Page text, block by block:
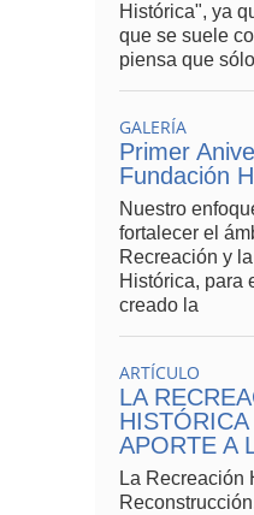
Histórica", ya
que se suele
piensa que
GALERÍA
Primer
Fundación
Nuestro
fortalecer el
Recreación y
Histórica, para
creado la
ARTÍCULO
LA
APORTE A
La Recreación